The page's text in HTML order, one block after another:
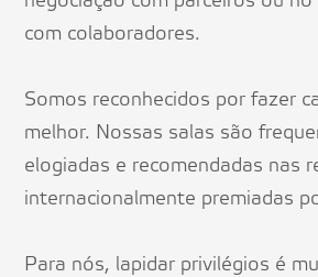
com colaboradores.
Somos reconhecidos por fazer
melhor. Nossas salas são
elogiadas e recomendadas nas
internacionalmente premiadas
Para nós, lapidar privilégios é